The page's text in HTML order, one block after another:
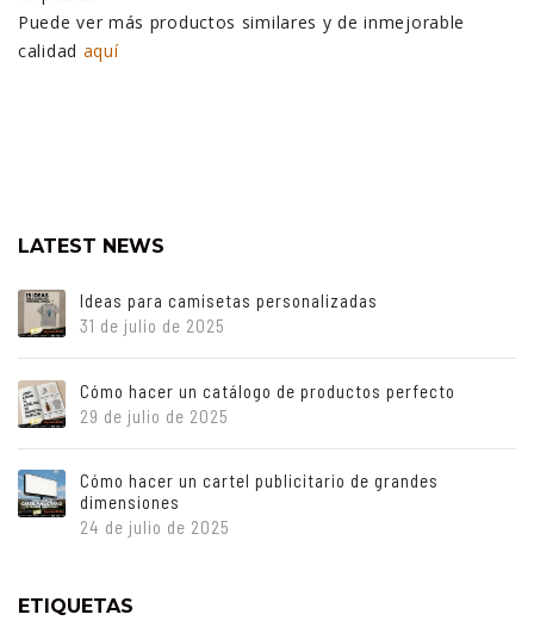
Puede ver más productos similares y de inmejorable
calidad aquí
LATEST NEWS
Ideas para camisetas personalizadas
31 de julio de 2025
Cómo hacer un catálogo de productos perfecto
29 de julio de 2025
Cómo hacer un cartel publicitario de grandes
dimensiones
24 de julio de 2025
ETIQUETAS